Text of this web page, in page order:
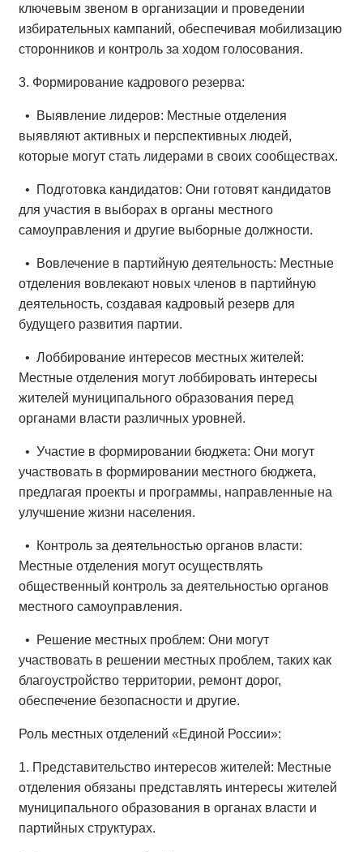
ключевым звеном в организации и проведении
избирательных кампаний, обеспечивая мобилизацию
сторонников и контроль за ходом голосования.
3. Формирование кадрового резерва:
• Выявление лидеров: Местные отделения
выявляют активных и перспективных людей,
которые могут стать лидерами в своих сообществах.
• Подготовка кандидатов: Они готовят кандидатов
для участия в выборах в органы местного
самоуправления и другие выборные должности.
• Вовлечение в партийную деятельность: Местные
отделения вовлекают новых членов в партийную
деятельность, создавая кадровый резерв для
будущего развития партии.
• Лоббирование интересов местных жителей:
Местные отделения могут лоббировать интересы
жителей муниципального образования перед
органами власти различных уровней.
• Участие в формировании бюджета: Они могут
участвовать в формировании местного бюджета,
предлагая проекты и программы, направленные на
улучшение жизни населения.
• Контроль за деятельностью органов власти:
Местные отделения могут осуществлять
общественный контроль за деятельностью органов
местного самоуправления.
• Решение местных проблем: Они могут
участвовать в решении местных проблем, таких как
благоустройство территории, ремонт дорог,
обеспечение безопасности и другие.
Роль местных отделений «Единой России»:
1. Представительство интересов жителей: Местные
отделения обязаны представлять интересы жителей
муниципального образования в органах власти и
партийных структурах.